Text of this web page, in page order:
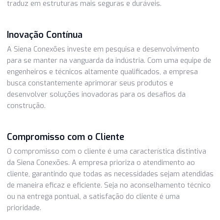
Qualidade Superior
A qualidade é um compromisso fundamental da Siena
Conexões. Suas vigas de aço são produzidas com os mais
altos padrões de qualidade, garantindo que seus produtos
Inovação Contínua
A Siena Conexões investe em pesquisa e
para se manter na vanguarda da indústria. Com uma
engenheiros e técnicos altamente qualificados, a empresa
busca constantemente aprimorar seus produtos e